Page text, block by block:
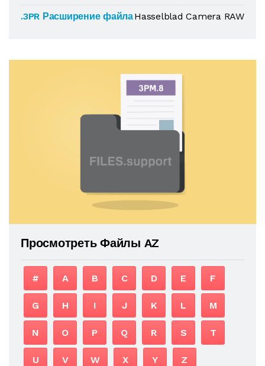
.3PR Расширение файлаHasselblad Camera RAW
Просмотреть Файлы AZ
# A B C D E F
G H I J K L M
N O P Q R S T
U V W X Y Z